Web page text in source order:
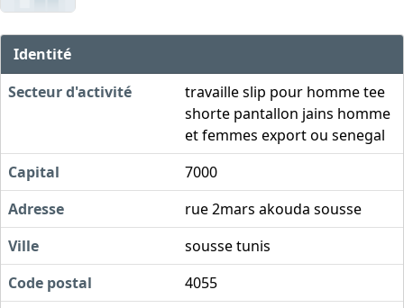
Identité
Secteur d'activité
travaille slip pour homme tee
shorte pantallon jains homme
et femmes export ou senegal
Capital
7000
Adresse
rue 2mars akouda sousse
Ville
sousse tunis
Code postal
4055